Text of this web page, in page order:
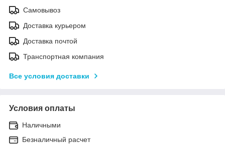
Самовывоз
Доставка курьером
Доставка почтой
Транспортная компания
Все условия доставки
Условия оплаты
Наличными
Безналичный расчет